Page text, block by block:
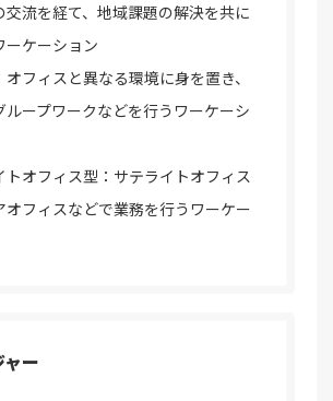
交流を経て、地域課題の解決を共に
ーケーション
フィスと異なる環境に身を置き、
ループワークなどを行うワーケーシ
トオフィス型：サテライトオフィス
オフィスなどで業務を行うワーケー
ー